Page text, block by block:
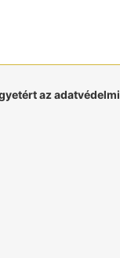
az adatvédelmi